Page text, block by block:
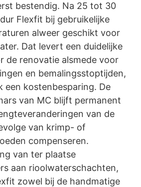
bestendig. Na 25 tot 30
Flexfit bij gebruikelijke
alweer geschikt voor
Dat levert een duidelijke
de renovatie alsmede voor
en bemalingsstoptijden,
een kostenbesparing. De
van MC blijft permanent
van de
van krimp- of
compenseren.
van ter plaatse
aan rioolwaterschachten,
zowel bij de handmatige
van uw gegevens door Google
door op de volgende link te
opt-out-cookie geplaatst die de
van uw gegevens bij een
voorkomt:
de omgang met
bij Google Analytics treft u aan in
gegevensbescherming van
analytics/answer/600424
een overeenkomst gesloten
ordergegevens en wij
strenge voorschriften van de
gegevensbescherming in hun